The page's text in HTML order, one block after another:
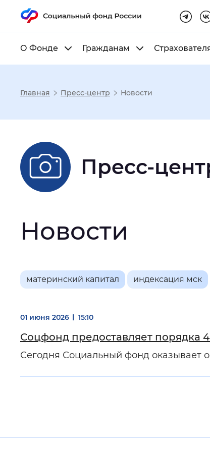
О Фонде Гражданам
Настройка
Размер шрифта
Шрифт
Интервал между буквами
Цвет сайта: Монохромный
Изображения
Звуковой ассистент:
Главная Пресс-центр Новости
Пресс-
Новости
Основная
информация
материнский капитал индексация мск
01 июня 2026 15:10
Соцфонд предоставляет порядка
Сегодня Социальный фонд оказывает